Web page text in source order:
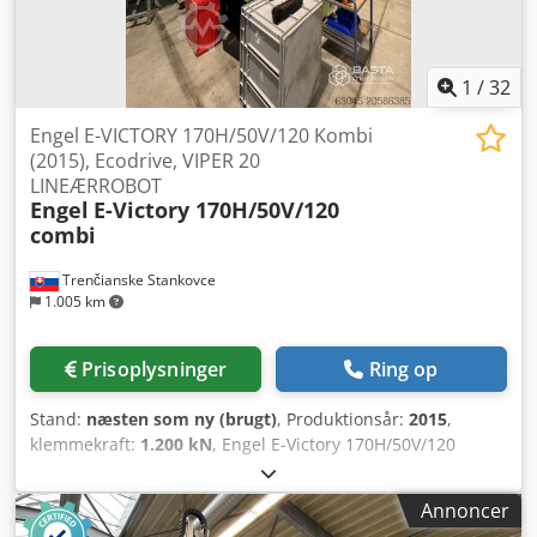
værktøjet fra 90° vinkel. Begge materialer forbindes på
molekylært niveau i værktøjet, køleprocessen afsluttes, og
udkasteren udskubber det færdige 2K-emne. Limning,
skruning eller montering er ikke nødvendig - to materialer
kombineres i én cyklus til én komponent.
Anvendelsesområder Indvendige og udvendige
bilbeklædningsdele, store tekniske plastkomponenter,
emner med kombination af hårdt grundkorpus og blød
grebsflade, todelte og tofarvede store komponenter.
1 /32
Trenčianske Stankovce
1.005 km
Engel E-VICTORY 170H/50V/120 Kombi
(2015), Ecodrive, VIPER 20
LINEÆRROBOT
Engel E-Victory 170H/50V/120
combi
Prisoplysninger Ring op
Stand: næsten som ny (brugt), Produktionsår: 2015,
klemmekraft: 1.200 kN, Engel E-Victory 170H/50V/120
combi (2015) 2K-maskine CC300-styring Lukketryk: 1200 kN
Formhøjde min.-max.: 300 mm Maks. samlet
værktøjshøjde: 800 mm Pladestørrelse: 740 x 680 mmAnnoncer